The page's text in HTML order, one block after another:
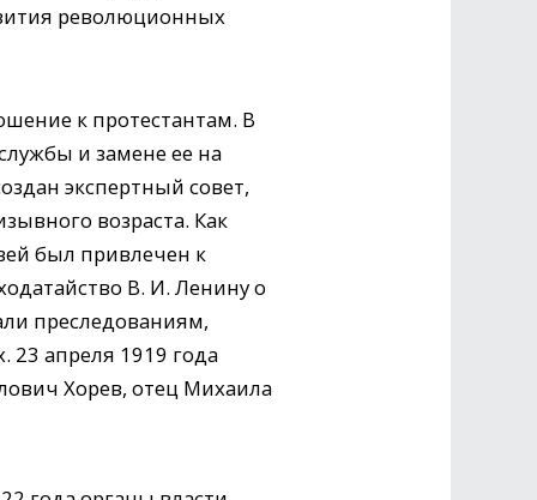
революционных
к протестантам. В
и замене ее на
экспертный совет,
возраста. Как
был привлечен к
В. И. Ленину о
преследованиям,
апреля 1919 года
Хорев, отец Михаила